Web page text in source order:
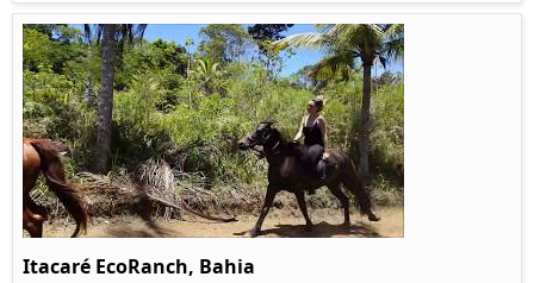
Itacaré EcoRanch, Bahia